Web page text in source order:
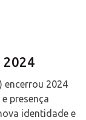
2024
encerrou 2024
presença
identidade e